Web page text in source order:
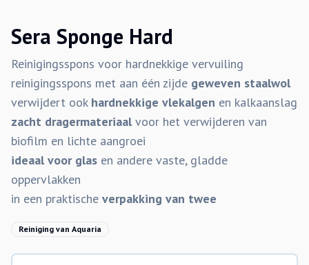
Sera Sponge Hard
Reinigingsspons voor hardnekkige vervuiling
reinigingsspons met aan één zijde geweven staalwol
verwijdert ook hardnekkige vlekalgen en kalkaanslag
zacht dragermateriaalvoor het verwijderen van
biofilm en lichte aangroei
ideaal voor glas en andere vaste, gladde
oppervlakken
in een praktische verpakking van twee
Reiniging van Aquaria